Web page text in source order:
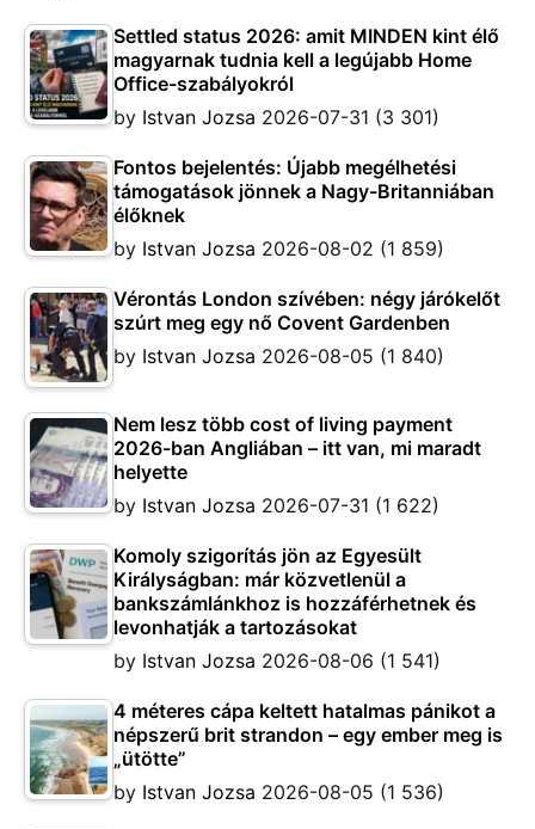
Settled status 2026: amit MINDEN kint élő
magyarnak tudnia kell a legújabb Home
Office-szabályokról
by Istvan Jozsa 2026-07-31 (3 301)
Fontos bejelentés: Újabb megélhetési
támogatások jönnek a Nagy-Britanniában
élőknek
by Istvan Jozsa 2026-08-02 (1 859)
Vérontás London szívében: négy járókelőt
szúrt meg egy nő Covent Gardenben
by Istvan Jozsa 2026-08-05 (1 840)
Nem lesz több cost of living payment
2026-ban Angliában – itt van, mi maradt
helyette
by Istvan Jozsa 2026-07-31 (1 622)
Komoly szigorítás jön az Egyesült
Királyságban: már közvetlenül a
bankszámlánkhoz is hozzáférhetnek és
levonhatják a tartozásokat
by Istvan Jozsa 2026-08-06 (1 541)
4 méteres cápa keltett hatalmas pánikot a
népszerű brit strandon – egy ember meg is
„ütötte”
by Istvan Jozsa 2026-08-05 (1 536)